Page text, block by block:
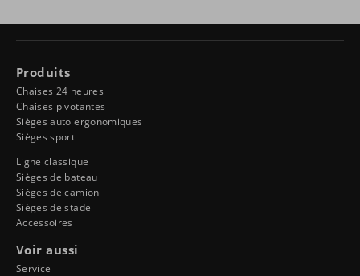
Produits
Chaises 24 heures
Chaises pivotantes
Sièges auto ergonomiques
Sièges sport
Ligne classique
Sièges de bateau
Sièges de camion
Sièges de stade
Accessoires
Voir aussi
Service